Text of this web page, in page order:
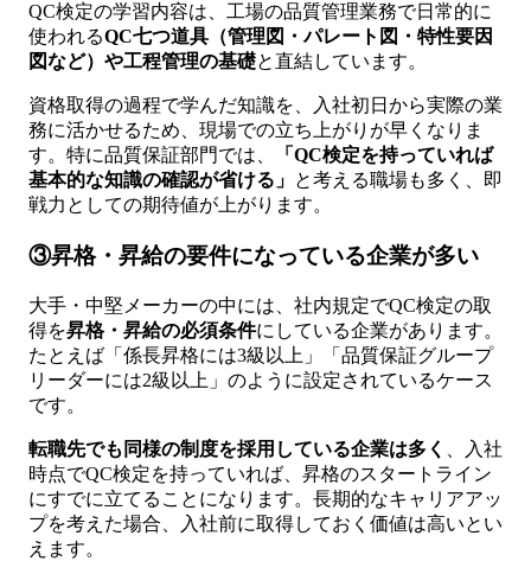
QC検定の学習内容は、工場の品質管理業務で日常的に
使われるQC七つ道具（管理図・パレート図・特性要因
図など）や工程管理の基礎と直結しています。
資格取得の過程で学んだ知識を、入社初日から実際の業
務に活かせるため、現場での立ち上がりが早くなりま
す。特に品質保証部門では、
「QC検定を持っていれば
基本的な知識の確認が省ける」 と考える職場も多く、即
戦力としての期待値が上がります。
③昇格・昇給の要件になっている企業が多い
大手・中堅メーカーの中には、社内規定でQC検定の取
得を昇格・昇給の必須条件にしている企業があります。
たとえば「係長昇格には3級以上」「品質保証グループ
リーダーには2級以上」のように設定されているケース
です。
転職先でも同様の制度を採用している企業は多く
、入社
時点でQC検定を持っていれば、昇格のスタートライン
にすでに立てることになります。長期的なキャリアアッ
プを考えた場合、入社前に取得しておく価値は高いとい
えます。